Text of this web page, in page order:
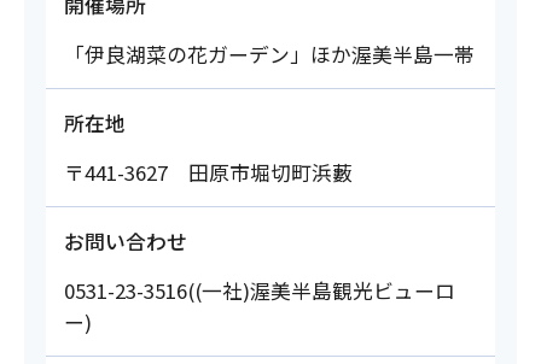
「伊良湖菜の花ガーデン」ほか渥美半島一帯
所在地
〒441-3627 田原市堀切町浜藪
お問い合わせ
0531-23-3516((一社)渥美半島観光ビューロ
ー)